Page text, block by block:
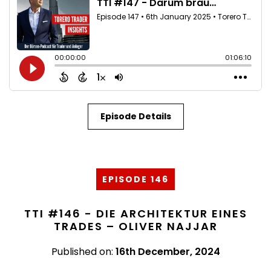
Episode Details
EPISODE 146
TTI #146 - DIE ARCHITEKTUR EINES
TRADES – OLIVER NAJJAR
Published on: 16th December, 2024